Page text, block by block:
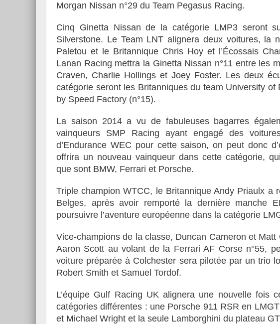
Morgan Nissan n°29 du Team Pegasus Racing.
Cinq Ginetta Nissan de la catégorie LMP3 seront
Silverstone. Le Team LNT alignera deux voitures, la
Paletou et le Britannique Chris Hoy et l’Écossais
Lanan Racing mettra la Ginetta Nissan n°11 entre les
Craven, Charlie Hollings et Joey Foster. Les deux
catégorie seront les Britanniques du team University
by Speed Factory (n°15).
La saison 2014 a vu de fabuleuses bagarres
vainqueurs SMP Racing ayant engagé des
d’Endurance WEC pour cette saison, on peut donc
offrira un nouveau vainqueur dans cette catégorie,
que sont BMW, Ferrari et Porsche.
Triple champion WTCC, le Britannique Andy Priaulx a
Belges, après avoir remporté la dernière manche
poursuivre l’aventure européenne dans la catégorie
Vice-champions de la classe, Duncan Cameron et
Aaron Scott au volant de la Ferrari AF Corse n°55,
voiture préparée à Colchester sera pilotée par un trio
Robert Smith et Samuel Tordof.
L’équipe Gulf Racing UK alignera une nouvelle fois
catégories différentes : une Porsche 911 RSR en
et Michael Wright et la seule Lamborghini du plateau